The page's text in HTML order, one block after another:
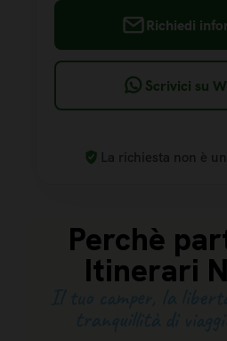
Richiedi
Scrivici su
La richiesta non è
Perchè
Itinerari